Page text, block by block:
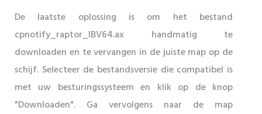
De laatste oplossing is om het bestand
cpnotify_raptor_IBV64.ax handmatig te
downloaden en te vervangen in de juiste map op de
schijf. Selecteer de bestandsversie die compatibel is
met uw besturingssysteem en klik op de knop
"Downloaden". Ga vervolgens naar de map